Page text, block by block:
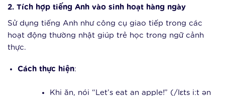
2. Tích hợp tiếng Anh vào sinh hoạt hàng ngày
Sử dụng tiếng Anh như công cụ giao tiếp trong các
hoạt động thường nhật giúp trẻ học trong ngữ cảnh
thực.
Cách thực hiện:
Khi ăn, nói “Let’s eat an apple!” (/lɛts iːt ən